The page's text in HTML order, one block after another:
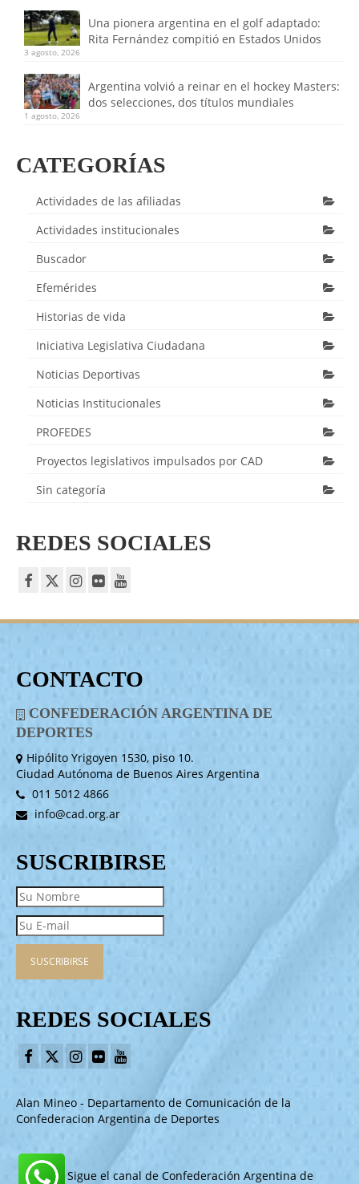
Una pionera argentina en el golf adaptado:
Rita Fernández compitió en Estados Unidos
3 agosto, 2026
Argentina volvió a reinar en el hockey Masters:
dos selecciones, dos títulos mundiales
1 agosto, 2026
CATEGORÍAS
Actividades de las afiliadas
Actividades institucionales
Buscador
Efemérides
Historias de vida
Iniciativa Legislativa Ciudadana
Noticias Deportivas
Noticias Institucionales
PROFEDES
Proyectos legislativos impulsados por CAD
Sin categoría
REDES SOCIALES
CONTACTO
CONFEDERACIÓN ARGENTINA DE
DEPORTES
Hipólito Yrigoyen 1530, piso 10.
Ciudad Autónoma de Buenos Aires Argentina
011 5012 4866
info@cad.org.ar
SUSCRIBIRSE
REDES SOCIALES
Alan Mineo - Departamento de Comunicación de la
Confederacion Argentina de Deportes
Sigue el canal de Confederación Argentina de